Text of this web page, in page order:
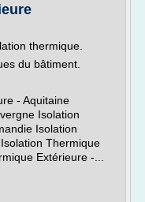
thermique.
du bâtiment.
- Aquitaine
Isolation
Isolation
Thermique
Extérieure -...